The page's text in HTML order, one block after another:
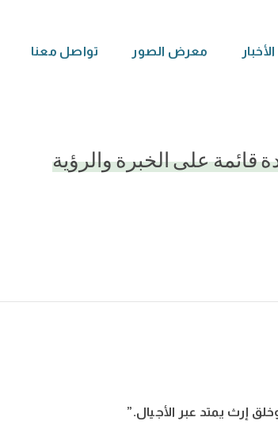
الأخبار معرض الصور تواصل معنا
قائمة على الخبرة والرؤية
إرث يمتد عبر الأجيال.”